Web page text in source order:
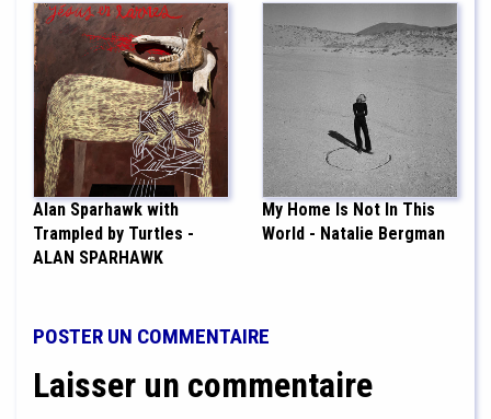
Alan Sparhawk with
Trampled by Turtles -
ALAN SPARHAWK
My Home Is Not In This
World - Natalie Bergman
POSTER UN COMMENTAIRE
Laisser un commentaire